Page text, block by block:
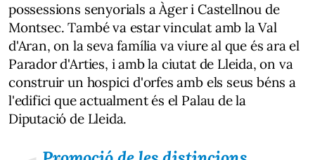
possessions senyorials a Àger i Castellnou de
Montsec. També va estar vinculat amb la Val
d'Aran, on la seva família va viure al que és ara el
Parador d'Arties, i amb la ciutat de Lleida, on va
construir un hospici d'orfes amb els seus béns a
l'edifici que actualment és el Palau de la
Diputació de Lleida.